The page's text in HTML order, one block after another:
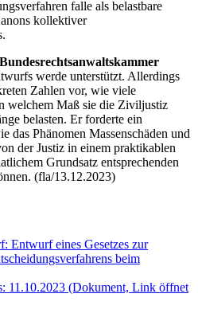
falle als belastbare
kollektiver
werde unterstützt. Allerdings
Zahlen vor, wie viele
welchem Maß sie die Ziviljustiz
belasten. Er forderte ein
das Phänomen Massenschäden und
der Justiz in einem praktikablen
Grundsatz entsprechenden
(fla/13.12.2023)
Entwurf eines Gesetzes zur
beim
11.10.2023 (Dokument, Link öffnet